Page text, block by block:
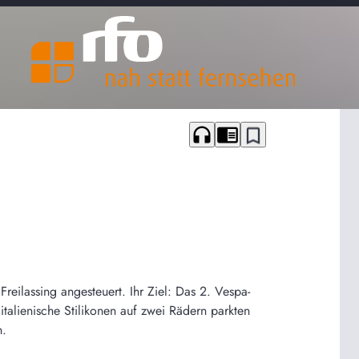
headphones chrome_reader_mode bookmark_border
angesteuert. Ihr Ziel: Das 2. Vespa-
Stilikonen auf zwei Rädern parkten